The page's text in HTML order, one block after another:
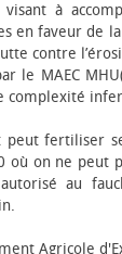
à
en faveur de
contre
le MAEC
complexité
peut fertiliser
où on ne peut
au
Agricole